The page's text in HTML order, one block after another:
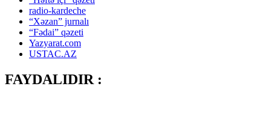
radio-kardeche
“Xəzan” jurnalı
“Fədai” qəzeti
Yazyarat.com
USTAC.AZ
FAYDALIDIR :